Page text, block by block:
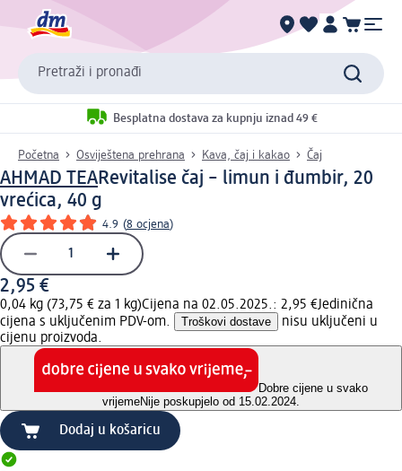
Pretraži i pronađi
Besplatna dostava za kupnju iznad 49 €
Početna Osviještena prehrana Kava, čaj i kakao Čaj
AHMAD TEARevitalise čaj – limun i đumbir, 20
vrećica, 40 g
4.9 (8 ocjena)
2,95 €
0,04 kg (73,75 € za 1 kg)Cijena na 02.05.2025.: 2,95 €Jedinična
cijena s uključenim PDV-om.
Troškovi dostave
nisu uključeni u
cijenu proizvoda.
Dobre cijene u svako
vrijemeNije poskupjelo od 15.02.2024.
Dodaj u košaricu